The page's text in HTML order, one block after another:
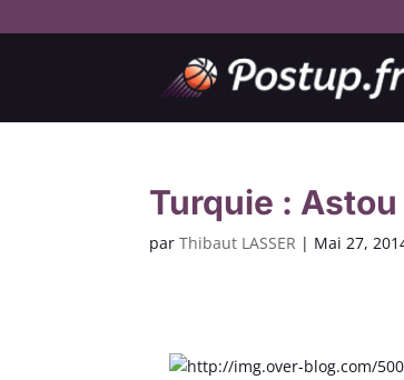
Turquie :
parThibaut LASSER | Mai 27,